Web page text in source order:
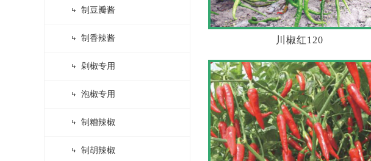
制豆瓣酱
制香辣酱
剁椒专用
泡椒专用
制糟辣椒
制胡辣椒
川椒红120